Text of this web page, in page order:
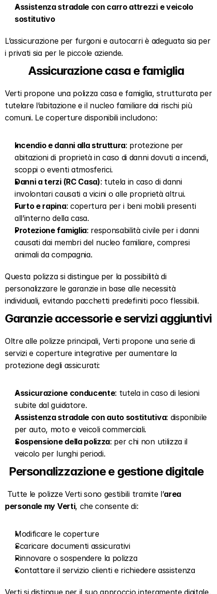
Assistenza stradale con carro attrezzi e veicolo
sostitutivo
L’assicurazione per furgoni e autocarri è adeguata sia per
i privati sia per le piccole aziende.
Assicurazione casa e famiglia
Verti propone una polizza casa e famiglia, strutturata per
tutelare l’abitazione e il nucleo familiare dai rischi più
comuni. Le coperture disponibili includono:
Incendio e danni alla struttura: protezione per
abitazioni di proprietà in caso di danni dovuti a incendi,
scoppi o eventi atmosferici.
Danni a terzi (RC Casa): tutela in caso di danni
involontari causati a vicini o alle proprietà altrui.
Furto e rapina: copertura per i beni mobili presenti
all’interno della casa.
Protezione famiglia: responsabilità civile per i danni
causati dai membri del nucleo familiare, compresi
animali da compagnia.
Questa polizza si distingue per la possibilità di
personalizzare le garanzie in base alle necessità
individuali, evitando pacchetti predefiniti poco flessibili.
Garanzie accessorie e servizi aggiuntivi
Oltre alle polizze principali, Verti propone una serie di
servizi e coperture integrative per aumentare la
protezione degli assicurati:
Assicurazione conducente: tutela in caso di lesioni
subite dal guidatore.
Assistenza stradale con auto sostitutiva: disponibile
per auto, moto e veicoli commerciali.
Sospensione della polizza: per chi non utilizza il
veicolo per lunghi periodi.
Personalizzazione e gestione digitale
Tutte le polizze Verti sono gestibili tramite l’area
personale my Verti, che consente di:
Modificare le coperture
Scaricare documenti assicurativi
Rinnovare o sospendere la polizza
Contattare il servizio clienti e richiedere assistenza
Verti si distingue per il suo approccio interamente digitale,